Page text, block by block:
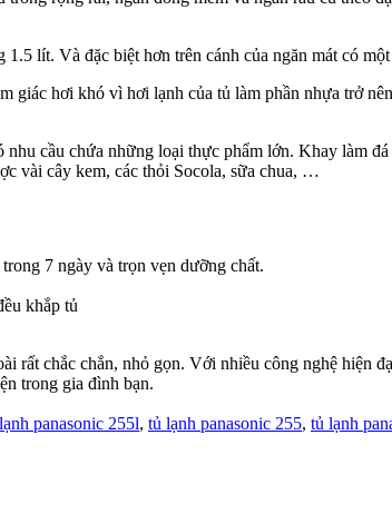
lít. Và đặc biệt hơn trên cánh của ngăn mát có
giác hơi khó vì hơi lạnh của tủ làm phần nhựa trở
cầu chứa những loại thực phẩm lớn. Khay làm
vài cây kem, các thỏi Socola, sữa chua, …
7 ngày và trọn vẹn dưỡng chất.
khắp tủ
rất chắc chắn, nhỏ gọn. Với nhiều công nghệ hiện
trong gia đình bạn.
panasonic 255l, tủ lạnh panasonic 255, tủ lạnh